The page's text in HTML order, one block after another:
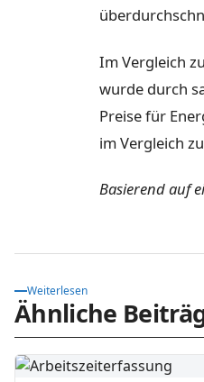
Im Vergleich
wurde durch
Preise für
im Vergleich
Basierend auf
Weiterlesen
Ähnliche